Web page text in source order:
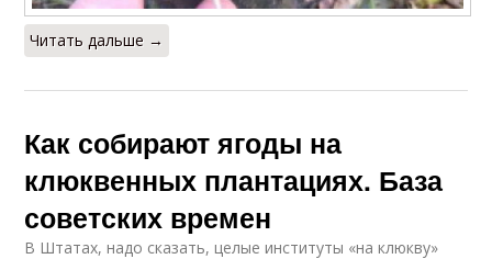
Читать дальше →
Как собирают ягоды на
клюквенных плантациях. База
советских времен
В Штатах, надо сказать, целые институты «на клюкву»